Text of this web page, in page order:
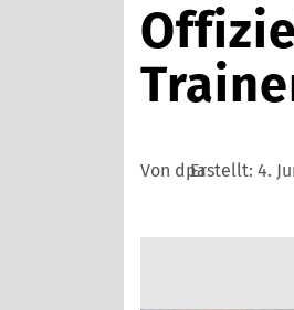
Von dpaErstellt: 4.